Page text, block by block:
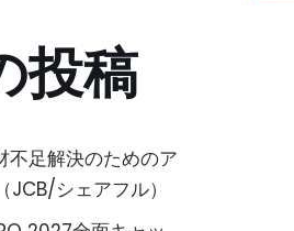
投稿
不足解決のためのア
JCB/シェアフル）